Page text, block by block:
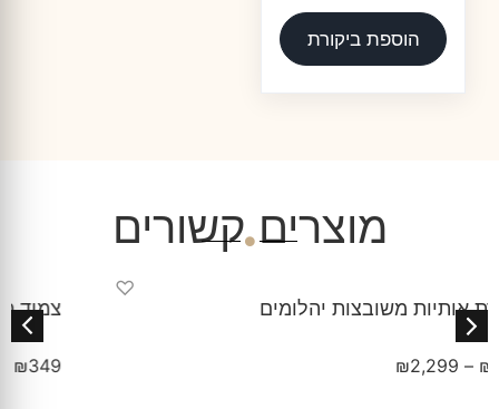
הוספת ביקורת
מוצרים קשורים
צמיד מזמור לתודה לאישה
349